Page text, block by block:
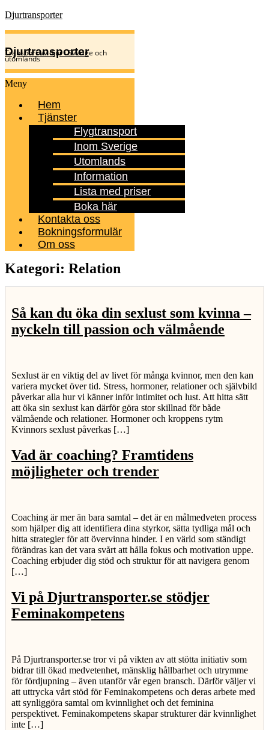
Djurtransporter
Djurtransporter
Transport av djur i Sverige och
utomlands
Meny
Hem
Tjänster
Flygtransport
Inom Sverige
Utomlands
Information
Lista med priser
Boka här
Kontakta oss
Bokningsformulär
Om oss
Kategori: Relation
Så kan du öka din sexlust som kvinna –
nyckeln till passion och välmående
Sexlust är en viktig del av livet för många kvinnor, men den kan
variera mycket över tid. Stress, hormoner, relationer och självbild
påverkar alla hur vi känner inför intimitet och lust. Att hitta sätt
att öka sin sexlust kan därför göra stor skillnad för både
välmående och relationer. Hormoner och kroppens rytm
Kvinnors sexlust påverkas […]
Vad är coaching? Framtidens
möjligheter och trender
Coaching är mer än bara samtal – det är en målmedveten process
som hjälper dig att identifiera dina styrkor, sätta tydliga mål och
hitta strategier för att övervinna hinder. I en värld som ständigt
förändras kan det vara svårt att hålla fokus och motivation uppe.
Coaching erbjuder dig stöd och struktur för att navigera genom
[…]
Vi på Djurtransporter.se stödjer
Feminakompetens
På Djurtransporter.se tror vi på vikten av att stötta initiativ som
bidrar till ökad medvetenhet, mänsklig hållbarhet och utrymme
för fördjupning – även utanför vår egen bransch. Därför väljer vi
att uttrycka vårt stöd för Feminakompetens och deras arbete med
att synliggöra samtal om kvinnlighet och det feminina
perspektivet. Feminakompetens skapar strukturer där kvinnlighet
inte […]